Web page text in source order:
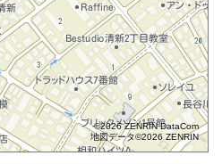
©2026 ZENRIN DataCom
地図データ©2026 ZENRIN